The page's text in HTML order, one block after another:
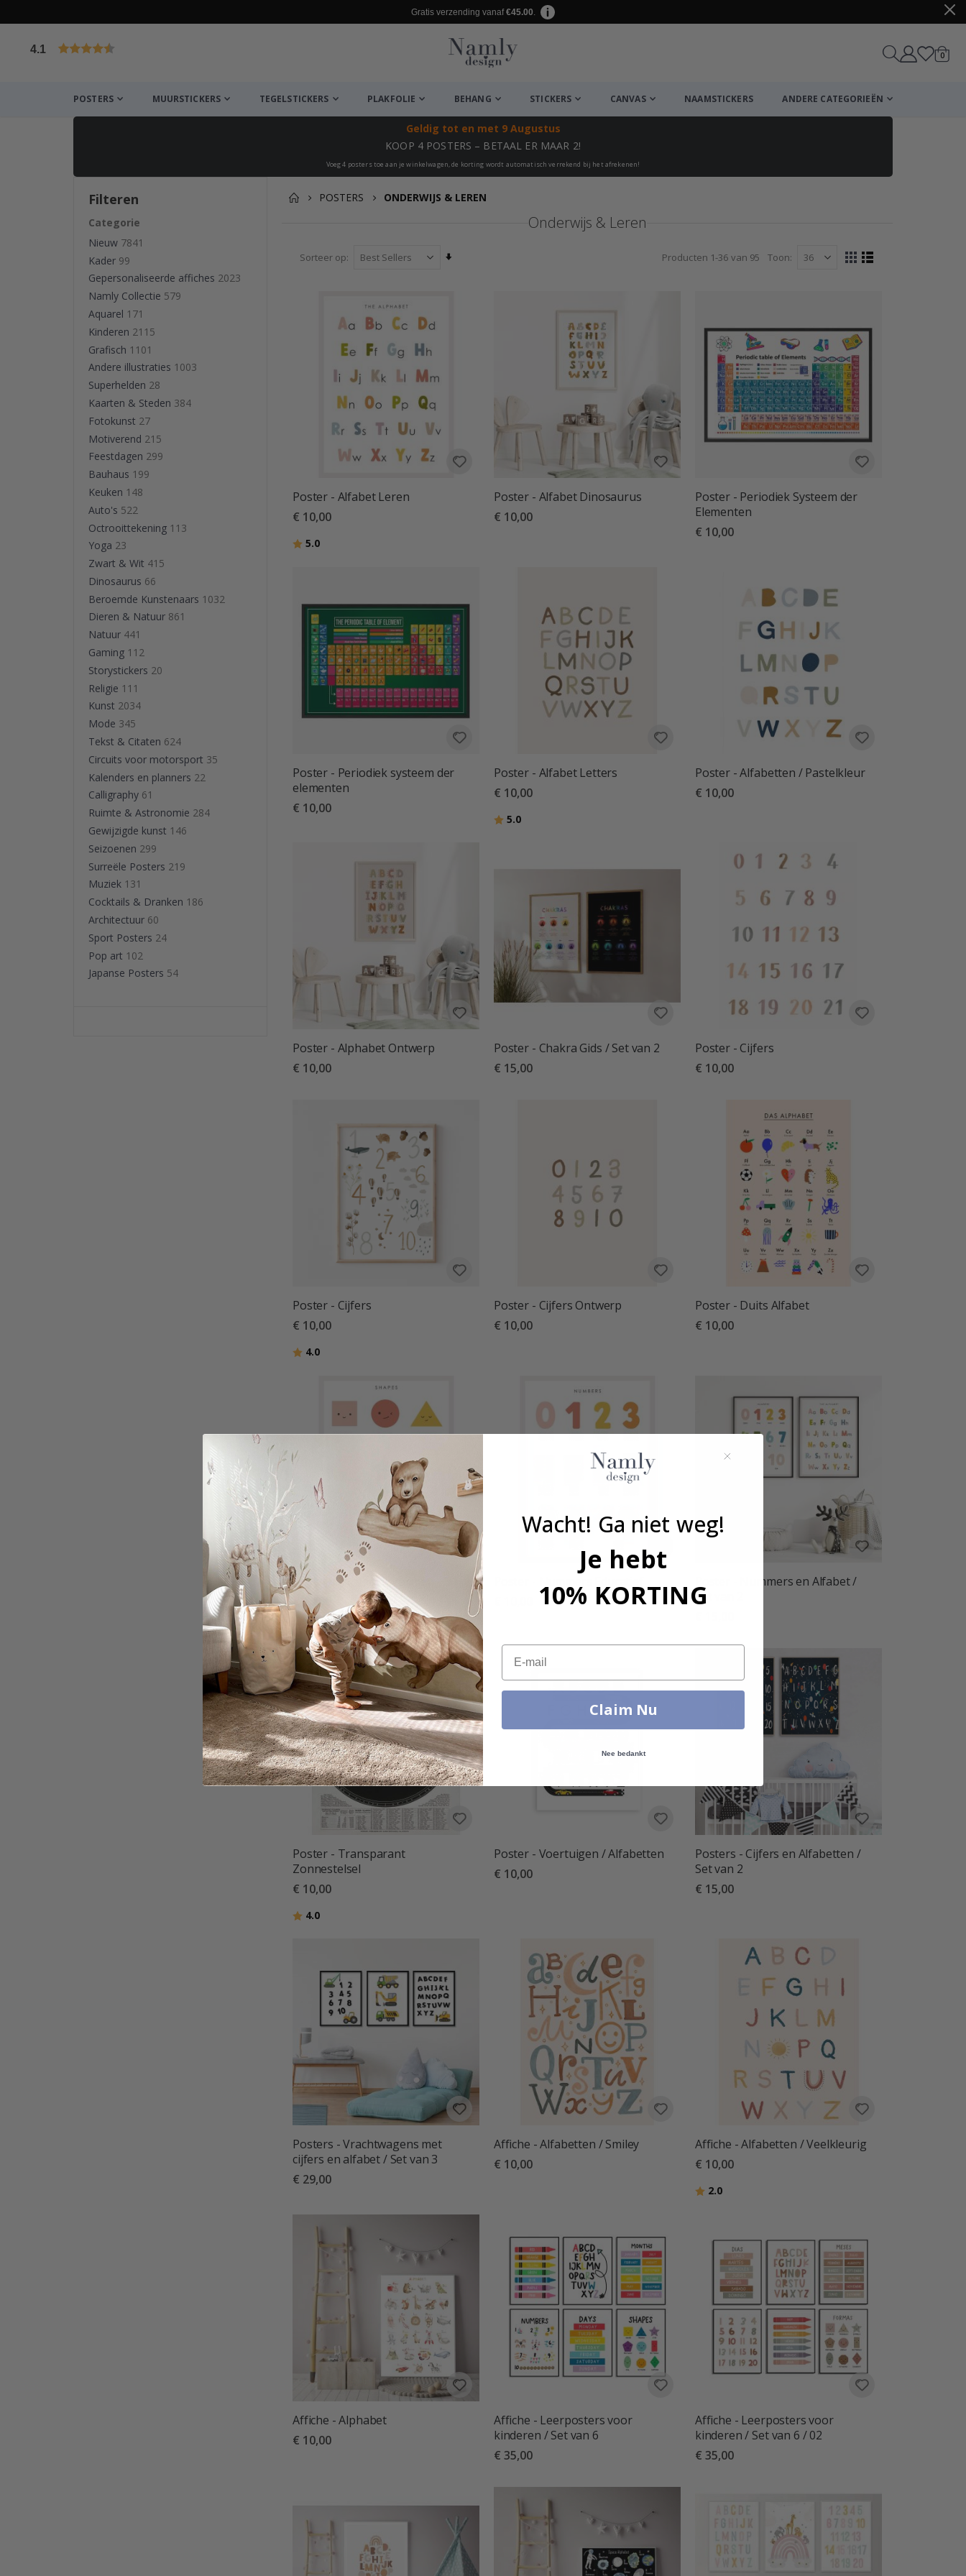
Gratis verzending vanaf€45.00.
4.1 0
POSTERS MUURSTICKERS TEGELSTICKERS PLAKFOLIE BEHANG STICKERS CANVAS NAAMSTICKERS ANDERE CATEGORIEËN
Geldig tot en met 9 Augustus
KOOP 4 POSTERS – BETAAL ER MAAR 2!
Voeg 4 posters toe aan je winkelwagen, de korting wordt automatisch verrekend bij het afrekenen!
POSTERS ONDERWIJS & LEREN
Onderwijs & Leren
Sorteer op Producten 1-36 van 95 Toon
Tonen
Foto-Lijst
Poster - Alfabet Leren
€ 10,00
Beoordeling:
5.0
Poster - Alfabet Dinosaurus
€ 10,00
Poster - Periodiek Systeem der
Elementen
€ 10,00
Poster - Periodiek systeem der
elementen
€ 10,00
Poster - Alfabet Letters
€ 10,00
Beoordeling:
5.0uit 5 sterren
Poster - Alfabetten / Pastelkleur
€ 10,00
Poster - Alphabet Ontwerp
€ 10,00
Poster - Chakra Gids / Set van 2
€ 15,00
Poster - Cijfers
€ 10,00
Poster - Cijfers
€ 10,00
Beoordeling:
4.0
Poster - Cijfers Ontwerp
€ 10,00
Poster - Duits Alfabet
€ 10,00
Poster - Lachende Vormen
€ 10,00
Poster - Nummers en Alfabet /
Set van 2
Poster - Transparant
Zonnestelsel
€ 10,00
Beoordeling:
4.0
Poster - Voertuigen / Alfabetten
€ 10,00
Posters - Cijfers en Alfabetten /
Set van 2
€ 15,00
Posters - Vrachtwagens met
cijfers en alfabet / Set van 3
€ 29,00
Affiche - Alfabetten / Smiley
€ 10,00
Affiche - Alfabetten / Veelkleurig
€ 10,00
Beoordeling:
2.0uit 5 sterren
Affiche - Alphabet
€ 10,00
Affiche - Leerposters voor
kinderen / Set van 6
€ 35,00
Affiche - Leerposters voor
kinderen / Set van 6 / 02
€ 35,00
Filteren
Categorie
Nieuw 7841
Kader 99
Gepersonaliseerde affiches 2023
Namly Collectie 579
Aquarel 171
Kinderen 2115
Grafisch 1101
Andere illustraties 1003
Superhelden 28
Kaarten & Steden 384
Fotokunst 27
Motiverend 215
Feestdagen 299
Bauhaus 199
Keuken 148
Auto's 522
Octrooittekening 113
Yoga 23
Zwart & Wit 415
Dinosaurus 66
Beroemde Kunstenaars 1032
Dieren & Natuur 861
Natuur 441
Gaming 112
Storystickers 20
Religie 111
Kunst 2034
Mode 345
Tekst & Citaten 624
Circuits voor motorsport 35
Kalenders en planners 22
Calligraphy 61
Ruimte & Astronomie 284
Gewijzigde kunst 146
Seizoenen 299
Surreële Posters 219
Muziek 131
Cocktails & Dranken 186
Architectuur 60
Sport Posters 24
Pop art 102
Japanse Posters 54
Wacht! Ga niet weg!
Je hebt
10% KORTING
Email
Claim Nu
Nee bedankt